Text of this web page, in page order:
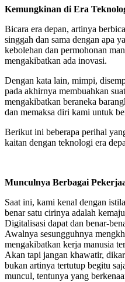
Kemungkinan di Era
Bicara era depan, artinya
singgah dan sama dengan apa
kebolehan dan permohonan
mengakibatkan ada inovasi.
Dengan kata lain, mimpi,
pada akhirnya membuahkan
mengakibatkan beraneka
dan memaksa diri kami untuk
Berikut ini beberapa perihal
kaitan dengan teknologi era
Munculnya Berbagai
Saat ini, kami kenal dengan
benar satu cirinya adalah
Digitalisasi dapat dan benar-
Awalnya sesungguhnya
mengakibatkan kerja manusia
Akan tapi jangan khawatir,
bukan artinya tertutup begitu
muncul, tentunya yang